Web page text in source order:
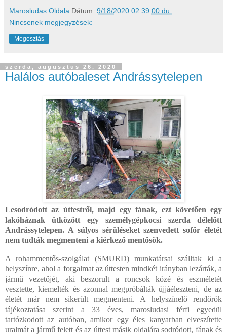
Marosludas Oldala Dátum: 9/18/2020 02:39:00 du.
Nincsenek megjegyzések:
Megosztás
szerda, augusztus 26, 2020
Halálos autóbaleset Andrássytelepen
Lesodródott az úttestről, majd egy fának, ezt követően egy
lakóháznak ütközött egy személygépkocsi szerda délelőtt
Andrássytelepen. A súlyos sérüléseket szenvedett sofőr életét
nem tudták megmenteni a kiérkező mentősök.
A rohammentős-szolgálat (SMURD) munkatársai szálltak ki a
helyszínre, ahol a forgalmat az úttesten mindkét irányban lezárták, a
jármű vezetőjét, aki beszorult a roncsok közé és eszméletét
vesztette, kiemelték és azonnal megpróbálták újjáéleszteni, de az
életét már nem sikerült megmenteni. A helyszínelő rendőrök
tájékoztatása szerint a 33 éves, marosludasi férfi egyedül
tartózkodott az autóban, amikor egy éles kanyarban elveszítette
uralmát a jármű felett és az úttest másik oldalára sodródott, fának és